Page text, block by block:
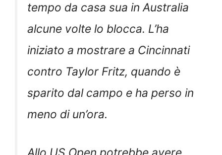
tempo da casa sua in Australia
alcune volte lo blocca. L’ha
iniziato a mostrare a Cincinnati
contro Taylor Fritz, quando è
sparito dal campo e ha perso in
meno di un’ora.